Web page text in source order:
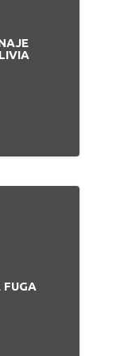
FUGA